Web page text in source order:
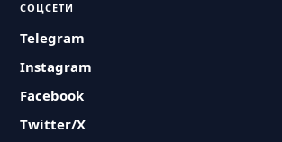
СОЦСЕТИ
Telegram
Instagram
Facebook
Twitter/X